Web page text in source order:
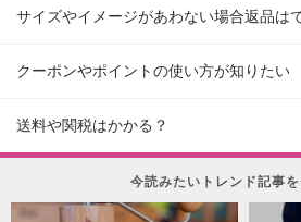
サイズやイメージがあわない場合返品は
クーポンやポイントの使い方が知りたい
送料や関税はかかる？
今読みたいトレンド記事